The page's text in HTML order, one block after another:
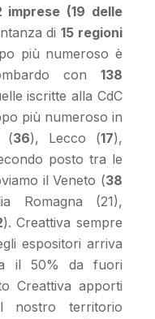
imprese (19 delle
di 15 regioni
più numeroso è
con 138
iscritte alla CdC
più numeroso in
(36), Lecco (17),
posto tra le
il Veneto (38
Romagna (21),
). Creattiva sempre
espositori arriva
il 50% da fuori
Creattiva apporti
nostro territorio